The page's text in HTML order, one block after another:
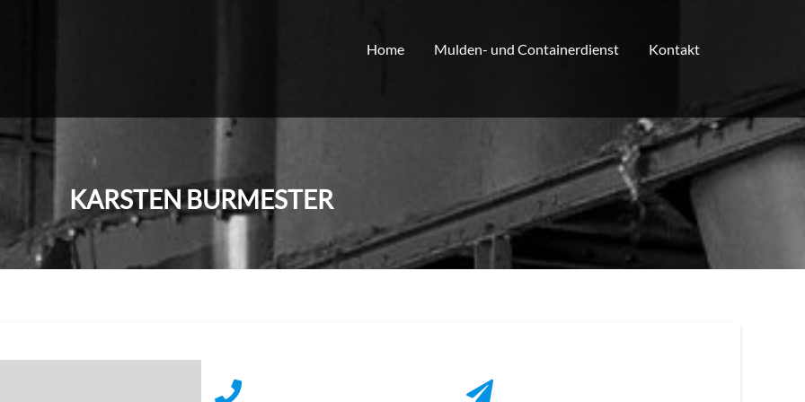
Home Mulden- und Containerdienst Kontakt
KARSTEN BURMESTER